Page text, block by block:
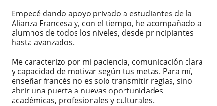
Empecé dando apoyo privado a estudiantes de la
Alianza Francesa y, con el tiempo, he acompañado a
alumnos de todos los niveles, desde principiantes
hasta avanzados.
Me caracterizo por mi paciencia, comunicación clara
y capacidad de motivar según tus metas. Para mí,
enseñar francés no es solo transmitir reglas, sino
abrir una puerta a nuevas oportunidades
académicas, profesionales y culturales.